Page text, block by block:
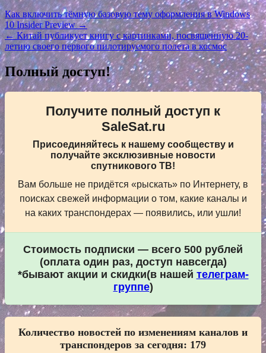
Навигация
по
записям
Как включить тёмную базовую тему оформления в Windows
10 Insider Preview →
← Китай публикует книгу с картинками, посвященную 20-
летию своего первого пилотируемого полета в космос
Полный доступ!
Получите полный доступ к
SaleSat.ru
Присоединяйтесь к нашему сообществу и
получайте эксклюзивные новости
спутникового ТВ!
Вам больше не придётся «рыскать» по Интернету, в
поисках свежей информации о том, какие каналы и
на каких транспондерах — появились, или ушли!
Стоимость подписки — всего 500 рублей
(оплата один раз, доступ навсегда)
*бывают акции и скидки(в нашей телеграм-
группе)
Количество новостей по изменениям каналов и
транспондеров за сегодня: 179